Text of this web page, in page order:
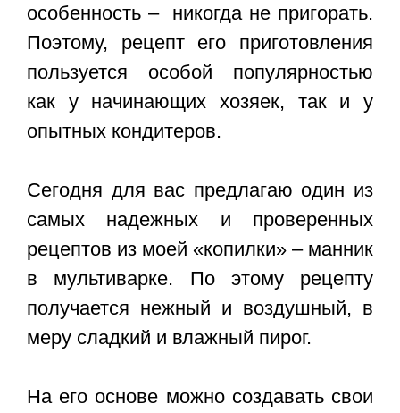
особенность – никогда не пригорать.
Поэтому, рецепт его приготовления
пользуется особой популярностью
как у начинающих хозяек, так и у
опытных кондитеров.
Сегодня для вас предлагаю один из
самых надежных и проверенных
рецептов из моей «копилки» – манник
в мультиварке. По этому рецепту
получается нежный и воздушный, в
меру сладкий и влажный пирог.
На его основе можно создавать свои